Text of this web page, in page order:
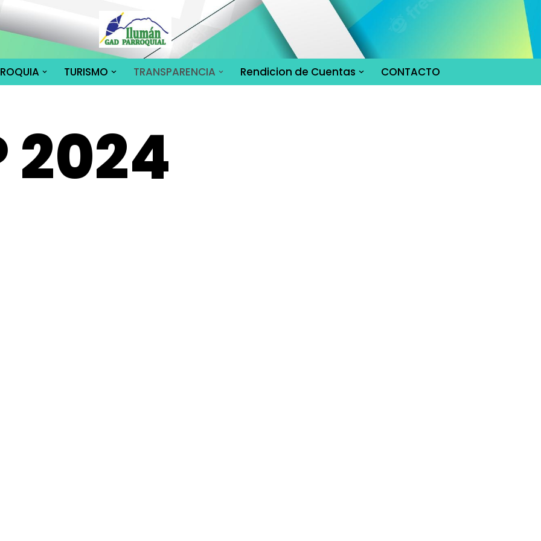
TURISMO TRANSPARENCIA Rendicion de Cuentas CONTACTO
2024